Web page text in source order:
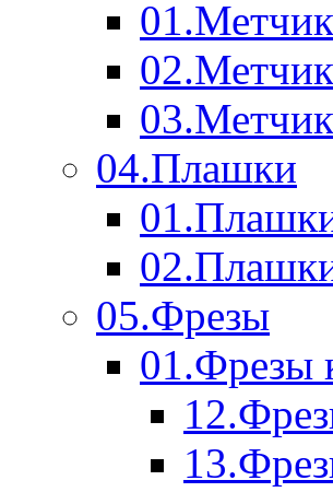
04.Плашки
05.Фрезы
01.Фрезы